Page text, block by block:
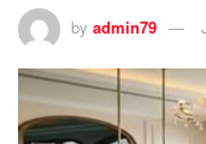
by admin79